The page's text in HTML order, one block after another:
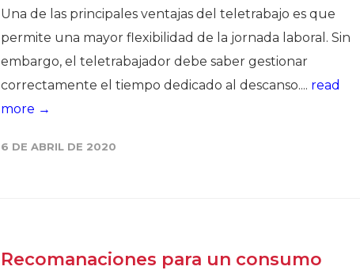
Una de las principales ventajas del teletrabajo es que
permite una mayor flexibilidad de la jornada laboral. Sin
embargo, el teletrabajador debe saber gestionar
correctamente el tiempo dedicado al descanso.... read
more →
6 DE ABRIL DE 2020
Recomanaciones para un consumo